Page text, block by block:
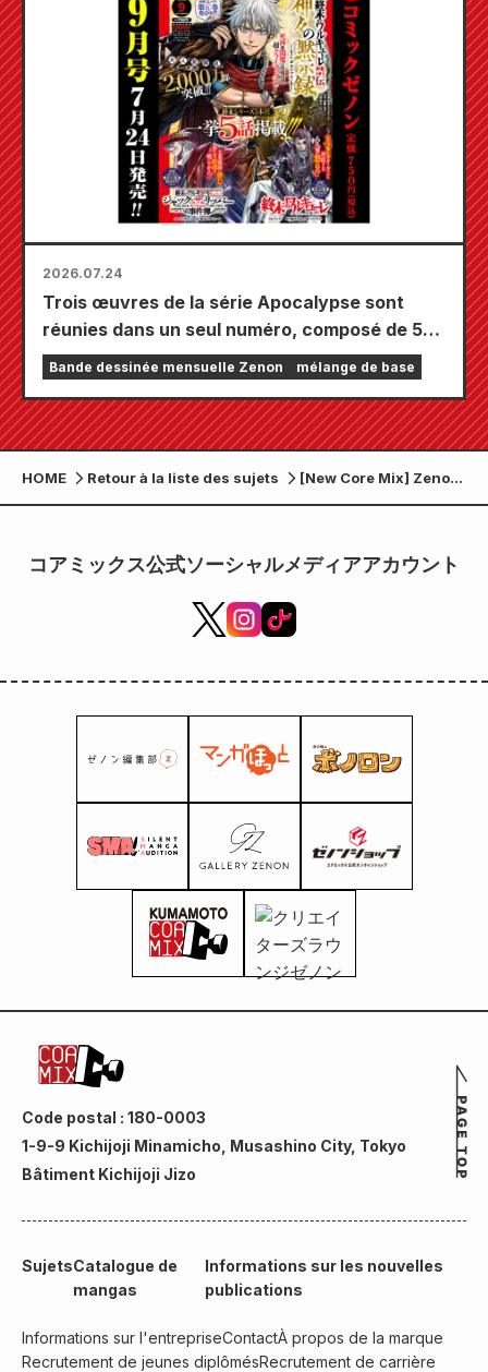
2026.07.24
Trois œuvres de la série Apocalypse sont
réunies dans un seul numéro, composé de 5
chapitres ! Le numéro de septembre 2026 de
« Monthly Comic Zenon » sera disponible le
24 juillet !
Bande dessinée mensuelle Zenon mélange de base
HOME Retour à la liste des sujets
[New Core Mix] Zenon
Comics sort le 20
コアミックス公式ソーシャルメディアアカウント
Code postal : 180-0003
1-9-9 Kichijoji Minamicho, Musashino City, Tokyo
Bâtiment Kichijoji Jizo
SujetsCatalogue de
mangas
Informations sur les nouvelles
publications
Informations sur l'entrepriseContactÀ propos de la marque
Recrutement de jeunes diplômésRecrutement de carrière